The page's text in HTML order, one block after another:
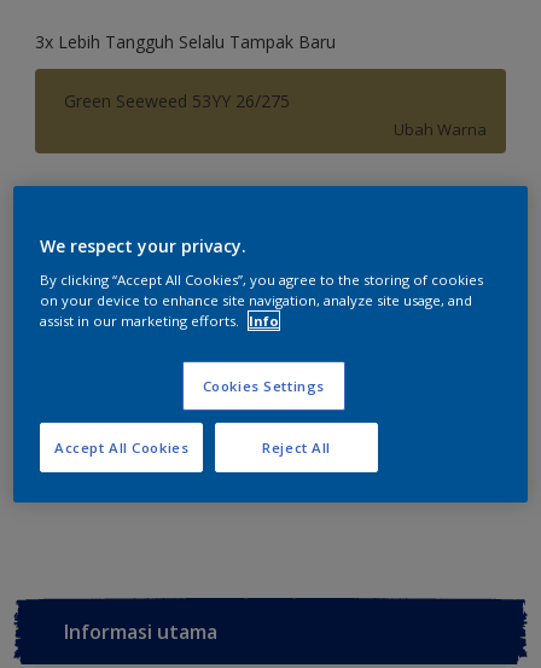
3x Lebih Tangguh Selalu Tampak Baru
Green Seeweed 53YY 26/275
Ubah Warna
Jumlah Kalkulator cat
Tambahkan ke Ruang Kerja
Informasi utama
We respect your privacy.
By clicking “Accept All Cookies”, you agree to the storing of cookies
on your device to enhance site navigation, analyze site usage, and
assist in our marketing efforts.
Info
Cookies Settings
Reject All
Accept All Cookies